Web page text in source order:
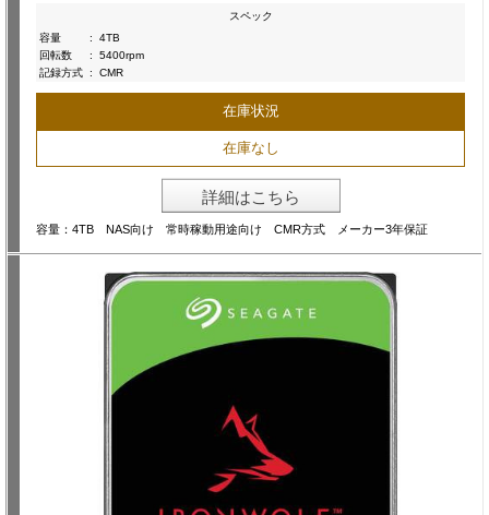
スペック
容量
:
4TB
回転数
:
5400rpm
記録方式 : CMR
在庫状況
在庫なし
詳細はこちら
容量：4TB NAS向け 常時稼動用途向け CMR方式 メーカー3年保証